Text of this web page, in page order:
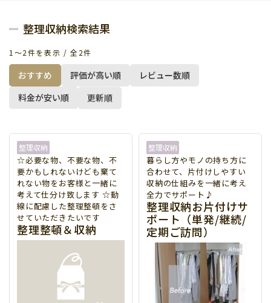
最寄駅から探す
▲ 閉じる
2026年 Aug
S M T
1
2 3 4 5
16 18 21
23 24 25 26 28 29
30 31
開始時間帯
9：00～12：00
13：00～16：00
17：00～21：00
断捨離
その他
性別
男性
言語
英語
韓国語
スペイン語
フランス語
その他
▲ 閉じる
整理収納検索結果
1〜2件を表示 / 全2件
おすすめ 評価が高い順
レビュー数順
料金が安い順
更新順
整理収納
☆必要な物、不要な物、不
要かもしれないけども棄て
れない物をお客様と一緒に
考えて仕分け致します ☆動
線に配慮した整理整頓をさ
せていただきたいです
整理整頓＆収納
整理収納
暮らし方やモノの持ち方に
合わせて、片付けしやすい
収納の仕組みを一緒に考え
全力でサポート♪
整理収納お片付けサ
ポート（単発/継続/
定期ご訪問）